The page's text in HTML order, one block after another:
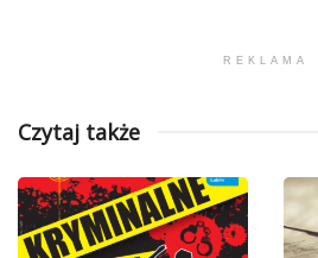
REKLAMA
Czytaj także